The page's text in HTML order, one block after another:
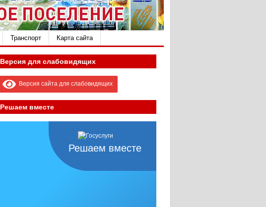
Транспорт Карта сайта
Версия для слабовидящих
Версия сайта для слабовидящих
Решаем вместе
Решаем вместе